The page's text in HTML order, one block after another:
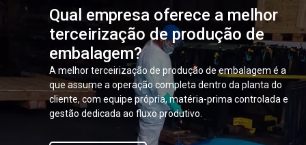
Quaissão as vantagens das
embalagens de madeira com
fechamento rápido?
Embalagens de madeira com fechamento rápido
garantem agilidade na abertura e na reembalagem de
cargas industriais sem abrir mão da proteção estrutural.
O sistema substitui pregos por clipes metálicos e